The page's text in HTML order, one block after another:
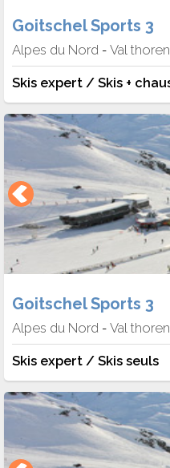
Goitschel Sports 3
Alpes du Nord - Val
Skis expert / Skis +
Goitschel Sports 3
Alpes du Nord - Val
Skis expert / Skis seuls